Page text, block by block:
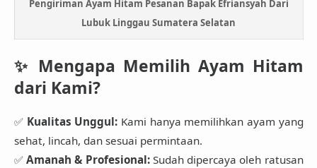
Pengiriman Ayam Hitam Pesanan Bapak Efriansyah Dari
Lubuk Linggau Sumatera Selatan
✨ Mengapa Memilih Ayam Hitam
dari Kami?
✅ Kualitas Unggul: Kami hanya memilihkan ayam yang
sehat, lincah, dan sesuai permintaan.
✅ Amanah & Profesional:Sudah dipercaya oleh ratusan